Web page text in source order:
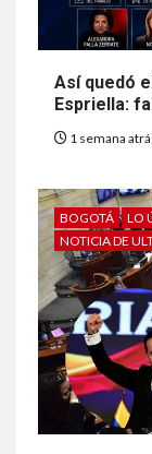
Así quedó
Espriella:
1 semana
BOGOTÁ LO
NOTICIA DE